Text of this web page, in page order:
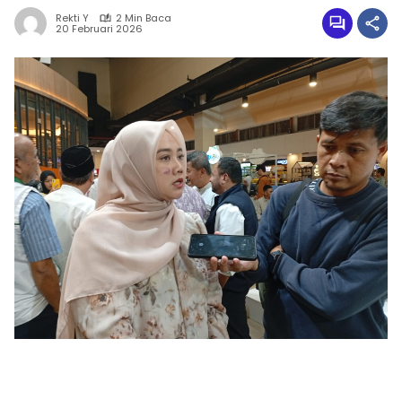
Rekti Y 2 Min Baca
20 Februari 2026